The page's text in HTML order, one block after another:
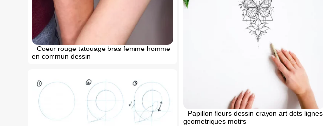
Coeur rouge tatouage bras femme homme
en commun dessin
Papillon fleurs dessin crayon art dots lignes
geometriques motifs